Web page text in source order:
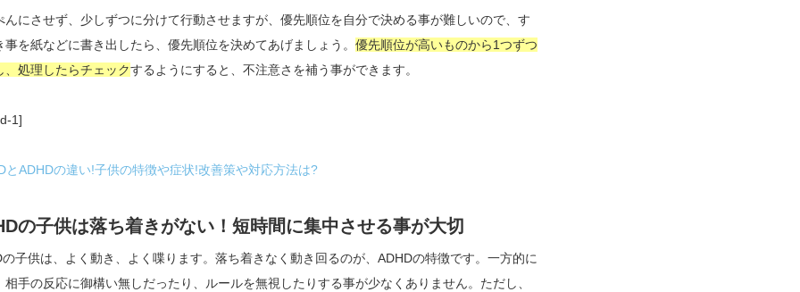
んにさせず、少しずつに分けて行動させますが、優先順位を自分で決める事が難しいので、す
事を紙などに書き出したら、優先順位を決めてあげましょう。 優先順位が高いものから1つずつ
、処理したらチェックするようにすると、不注意さを補う事ができます。
1]
ADHDの違い!子供の特徴や症状!改善策や対応方法は?
の子供は落ち着きがない！短時間に集中させる事が大切
の子供は、よく動き、よく喋ります。落ち着きなく動き回るのが、ADHDの特徴です。一方的に
相手の反応に御構い無しだったり、ルールを無視したりする事が少なくありません。ただし、